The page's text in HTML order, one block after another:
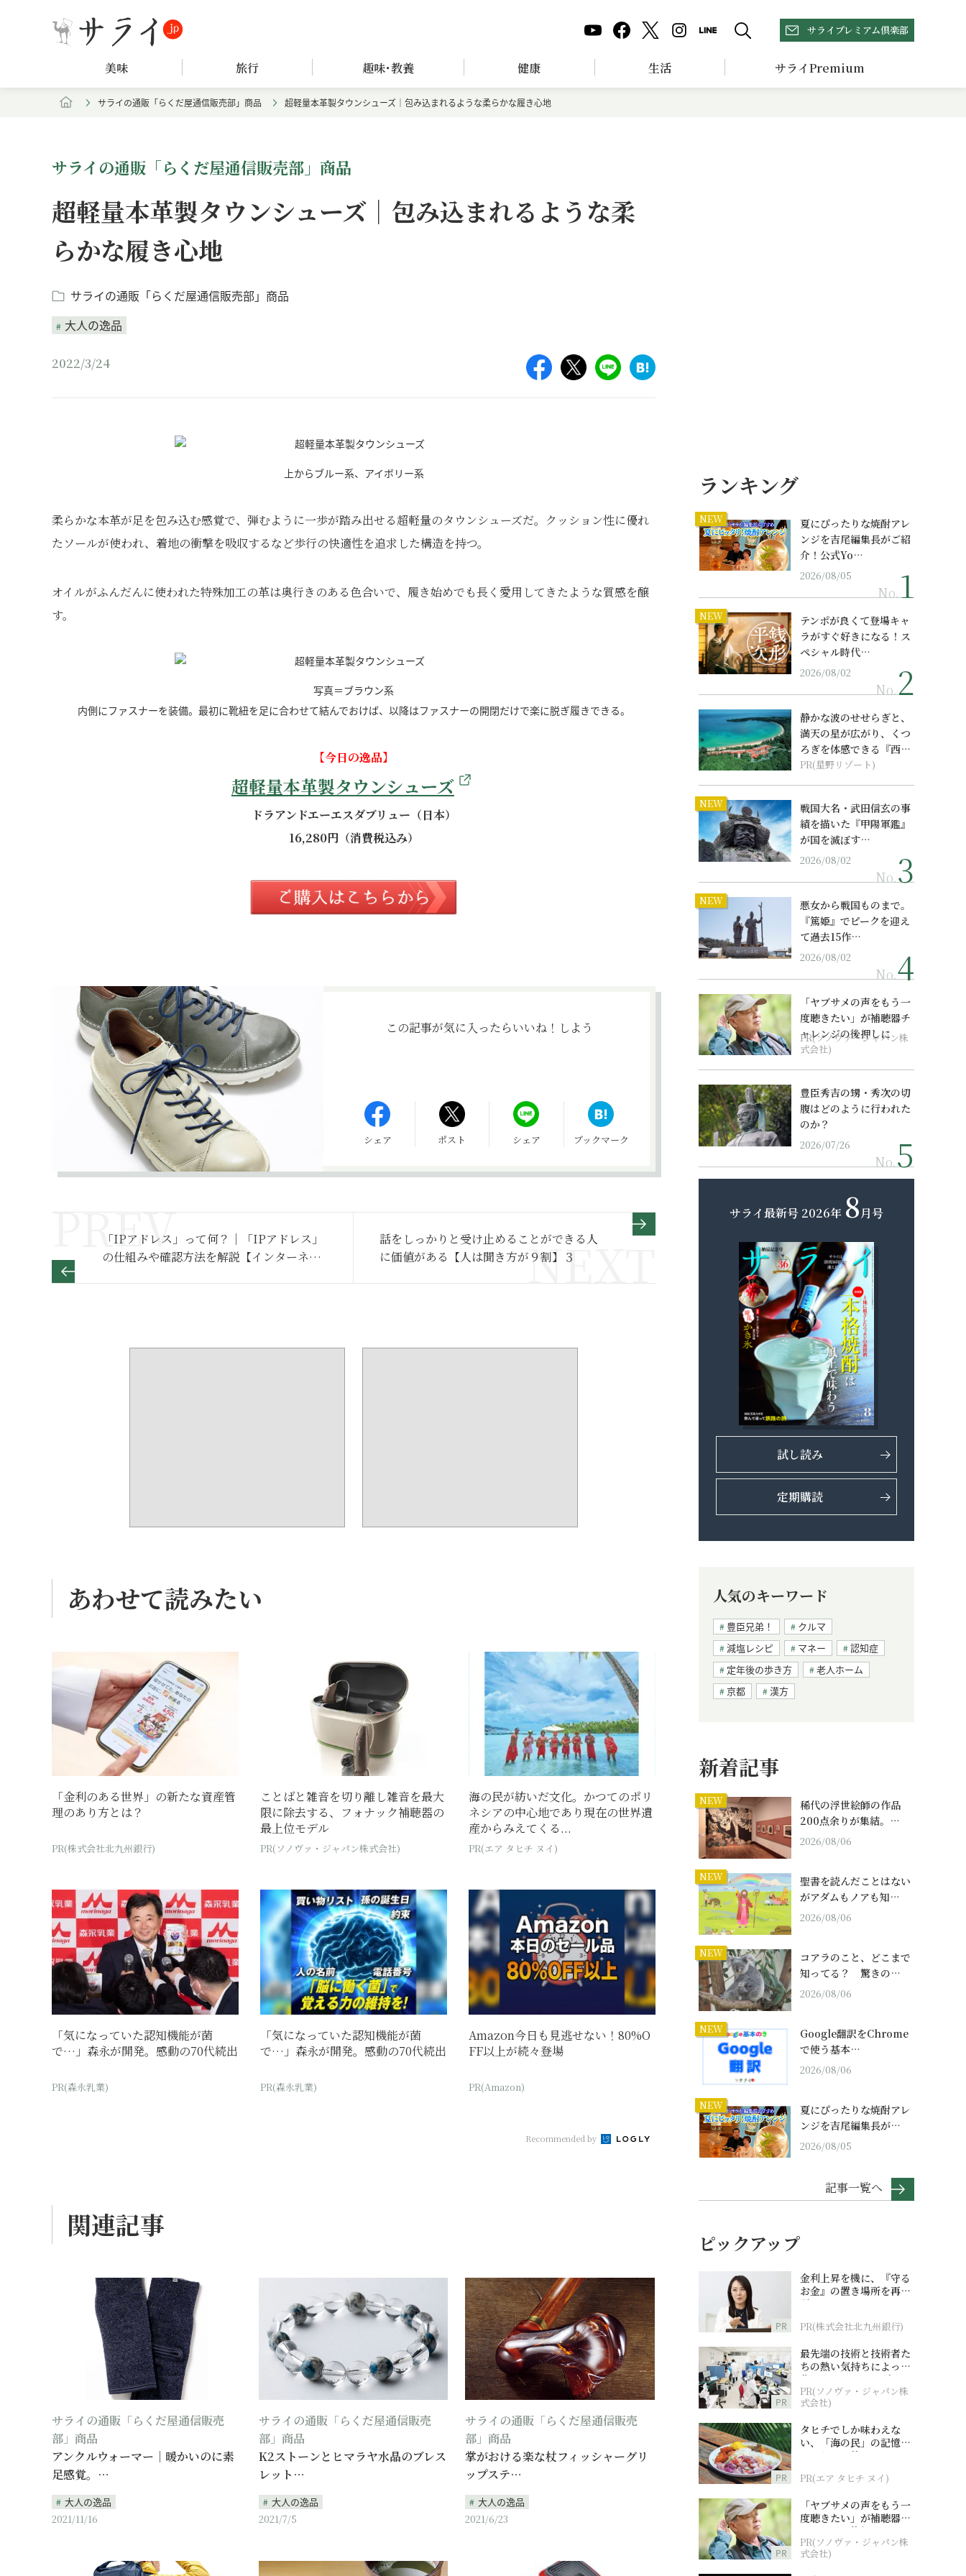
サライプレミアム倶楽部
美味 旅行 趣味･教養 健康 生活 サライPremium
サライの通販「らくだ屋通信販売部」商品 超軽量本革製タウンシューズ｜包み込まれるような柔らかな履き心地
サライの通販「らくだ屋通信販売部」商品
超軽量本革製タウンシューズ｜包み込まれるような柔
らかな履き心地
サライの通販「らくだ屋通信販売部」商品
大人の逸品
2022/3/24
上からブルー系、アイボリー系
柔らかな本革が足を包み込む感覚で、弾むように一歩が踏み出せる超軽量のタウンシューズだ。クッション性に優れ
たソールが使われ、着地の衝撃を吸収するなど歩行の快適性を追求した構造を持つ。
オイルがふんだんに使われた特殊加工の革は奥行きのある色合いで、履き始めでも長く愛用してきたような質感を醸
す。
写真＝ブラウン系
内側にファスナーを装備。最初に靴紐を足に合わせて結んでおけば、以降はファスナーの開閉だけで楽に脱ぎ履きできる。
【今日の逸品】
超軽量本革製タウンシューズ
ドラアンドエーエスダブリュー（日本）
16,280円（消費税込み）
この記事が気に入ったらいいね！しよう
シェア ポスト シェア ブックマーク
「IPアドレス」って何？｜「IPアドレス」
の仕組みや確認方法を解説【インターネッ
話をしっかりと受け止めることができる人
に価値がある【人は聞き方が９割】３
あわせて読みたい
「金利のある世界」の新たな資産管
理のあり方とは？
PR(株式会社北九州銀行)
ことばと雑音を切り離し雑音を最大
限に除去する、フォナック補聴器の
最上位モデル
PR(ソノヴァ・ジャパン株式会社)
海の民が紡いだ文化。かつてのポリ
ネシアの中心地であり現在の世界遺
産からみえてくる...
PR(エア タヒチ ヌイ)
「気になっていた認知機能が菌
で…」森永が開発。感動の70代続出
PR(森永乳業)
「気になっていた認知機能が菌
で…」森永が開発。感動の70代続出
PR(森永乳業)
Amazon今日も見逃せない！80%O
FF以上が続々登場
PR(Amazon)
Recommended by
関連記事
サライの通販「らくだ屋通信販売
部」商品
アンクルウォーマー｜暖かいのに素
足感覚。…
大人の逸品
2021/11/16
サライの通販「らくだ屋通信販売
部」商品
K2ストーンとヒマラヤ水晶のブレス
レット…
大人の逸品
2021/7/5
サライの通販「らくだ屋通信販売
部」商品
掌がおける楽な杖フィッシャーグリ
ップステ…
大人の逸品
2021/6/23
ランキング
NEW
夏にぴったりな焼酎アレ
ンジを吉尾編集長がご紹
介！公式Yo…
2026/08/05
No.
NEW
テンポが良くて登場キャ
ラがすぐ好きになる！ス
ペシャル時代…
2026/08/02
No.
静かな波のせせらぎと、
満天の星が広がり、くつ
ろぎを体感できる『西表
島ホテル by...
PR(星野リゾート)
NEW
戦国大名・武田信玄の事
績を描いた『甲陽軍鑑』
が国を滅ぼす…
2026/08/02
No.
NEW
悪女から戦国ものまで。
『篤姫』でピークを迎え
て過去15作…
2026/08/02
No.
「ヤブサメの声をもう一
度聴きたい」が補聴器チ
ャレンジの後押しに
PR(ソノヴァ・ジャパン株
式会社)
豊臣秀吉の甥・秀次の切
腹はどのように行われた
のか？
2026/07/26
No.
サライ最新号 2026年 8月号
試し読み
定期購読
人気のキーワード
豊臣兄弟！
クルマ
減塩レシピ
マネー
認知症
定年後の歩き方
老人ホーム
京都
漢方
新着記事
NEW
稀代の浮世絵師の作品
200点余りが集結。…
2026/08/06
NEW
聖書を読んだことはない
がアダムもノアも知…
2026/08/06
NEW
コアラのこと、どこまで
知ってる？ 驚きの…
2026/08/06
NEW
Google翻訳をChrome
で使う基本…
2026/08/06
NEW
夏にぴったりな焼酎アレ
ンジを吉尾編集長が…
2026/08/05
記事一覧へ
ピックアップ
PR
金利上昇を機に、『守る
お金』の置き場所を再検
討
PR(株式会社北九州銀行)
PR
最先端の技術と技術者た
ちの熱い気持ちによって
作られているオーダーメ
イド補聴器
PR(ソノヴァ・ジャパン株
式会社)
PR
タヒチでしか味わえな
い、「海の民」の記憶へ
とつながる旅
PR(エア タヒチ ヌイ)
PR
「ヤブサメの声をもう一
度聴きたい」が補聴器チ
ャレンジの後押しに
PR(ソノヴァ・ジャパン株
式会社)